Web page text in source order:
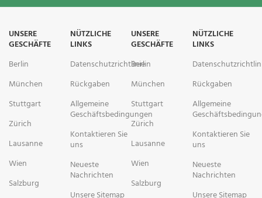
UNSERE
GESCHÄFTE
Berlin
München
Stuttgart
Zürich
Lausanne
Wien
Salzburg
NÜTZLICHE
LINKS
Datenschutzrichtlinie
Rückgaben
Allgemeine
Geschäftsbedingungen
Kontaktieren Sie
uns
Neueste
Nachrichten
UNSERE
GESCHÄFTE
Berlin
München
Stuttgart
Zürich
Lausanne
Wien
Salzburg
NÜTZLICHE
LINKS
Rückgaben
Allgemeine
Kontaktieren Sie
uns
Neueste
Nachrichten